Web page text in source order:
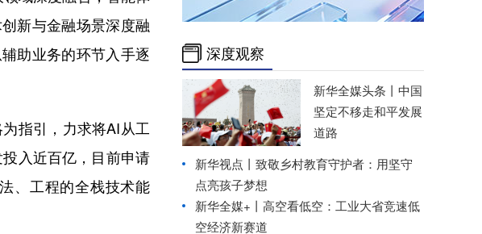
新与金融场景深度融
助业务的环节入手逐
指引，力求将AI从工
入近百亿，目前申请
、工程的全栈技术能
深度观察
新华全媒头条丨 中国
坚定不移走和平发展
道路
新华视点丨 致敬乡村教育守护者：用坚守
点亮孩子梦想
新华全媒+丨 高空看低空：工业大省竞速低
空经济新赛道